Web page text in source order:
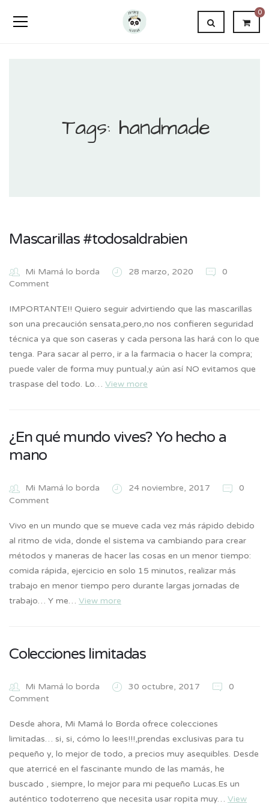
0
Tags: handmade
Mascarillas #todosaldrabien
Mi Mamá lo borda 28 marzo, 2020
0
Comment
IMPORTANTE!! Quiero seguir advirtiendo que las mascarillas
son una precaución sensata,pero,no nos confieren seguridad
técnica ya que son caseras y cada persona las hará con lo que
tenga. Para sacar al perro, ir a la farmacia o hacer la compra;
puede valer de forma muy puntual,y aún así NO evitamos que
traspase del todo. Lo… View more
¿En qué mundo vives? Yo hecho a
mano
Mi Mamá lo borda 24 noviembre, 2017
0
Comment
Vivo en un mundo que se mueve cada vez más rápido debido
al ritmo de vida, donde el sistema va cambiando para crear
métodos y maneras de hacer las cosas en un menor tiempo:
comida rápida, ejercicio en solo 15 minutos, realizar más
trabajo en menor tiempo pero durante largas jornadas de
trabajo… Y me… View more
Colecciones limitadas
Mi Mamá lo borda 30 octubre, 2017
0
Comment
Desde ahora, Mi Mamá lo Borda ofrece colecciones
limitadas… si, si, cómo lo lees!!!,prendas exclusivas para tu
pequeño y, lo mejor de todo, a precios muy asequibles. Desde
que aterricé en el fascinante mundo de las mamás, he
buscado , siempre, lo mejor para mi pequeño Lucas.Es un
auténtico todoterreno que necesita usar ropita muy… View